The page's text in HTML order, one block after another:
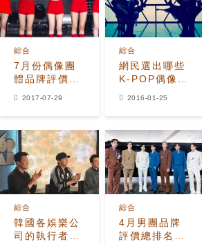
7月份偶像團
體品牌評價出
綜合
2017-07-29
網民選出哪些
K-POP偶像組
綜合
2016-01-25
韓國各娛樂公
司的執行者介
綜合
4月男團品牌
評價總排名50
綜合